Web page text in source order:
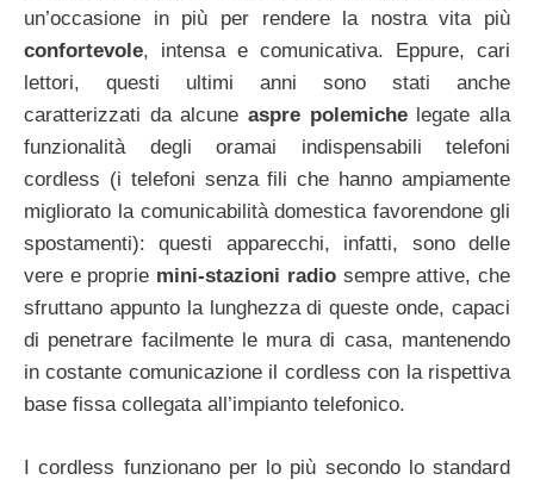
un’occasione in più per rendere la nostra vita più
confortevole, intensa e comunicativa. Eppure, cari
lettori, questi ultimi anni sono stati anche
caratterizzati da alcune aspre polemichelegate alla
funzionalità degli oramai indispensabili telefoni
cordless (i telefoni senza fili che hanno ampiamente
migliorato la comunicabilità domestica favorendone gli
spostamenti): questi apparecchi, infatti, sono delle
vere e proprie mini-stazioni radiosempre attive, che
sfruttano appunto la lunghezza di queste onde, capaci
di penetrare facilmente le mura di casa, mantenendo
in costante comunicazione il cordless con la rispettiva
base fissa collegata all’impianto telefonico.
I cordless funzionano per lo più secondo lo standard